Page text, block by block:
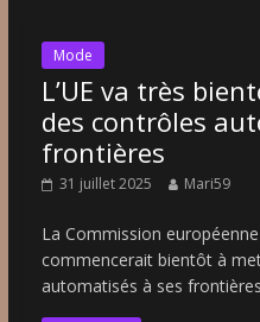
Mode
L’UE va très
des contrôles
frontières
31 juillet 2025 Mari59
La Commission européenne
commencerait bientôt à
automatisés à ses